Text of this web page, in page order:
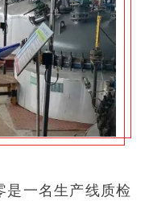
是一名生产线质检